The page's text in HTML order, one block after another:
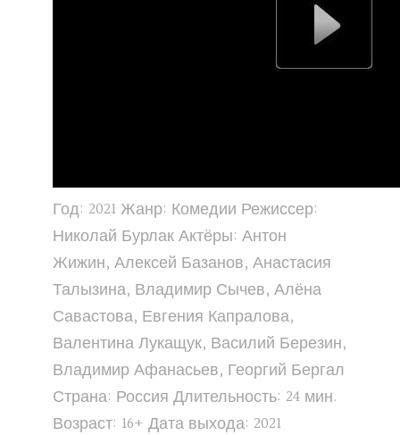
Год: 2021 Жанр: Комедии Режиссер:
Николай Бурлак Актёры: Антон
Жижин, Алексей Базанов, Анастасия
Талызина, Владимир Сычев, Алёна
Савастова, Евгения Капралова,
Валентина Лукащук, Василий Березин,
Владимир Афанасьев, Георгий Бергал
Страна: Россия Длительность: 24 мин.
Возраст: 16+ Дата выхода: 2021